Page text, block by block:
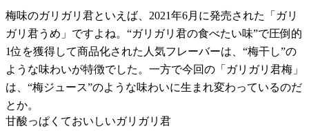
梅味のガリガリ君といえば、2021年6月に発売された「ガリ
ガリ君うめ」ですよね。“ガリガリ君の食べたい味”で圧倒的
1位を獲得して商品化された人気フレーバーは、“梅干し”の
ような味わいが特徴でした。一方で今回の「ガリガリ君梅」
は、“梅ジュース”のような味わいに生まれ変わっているのだ
とか。
甘酸っぱくておいしいガリガリ君